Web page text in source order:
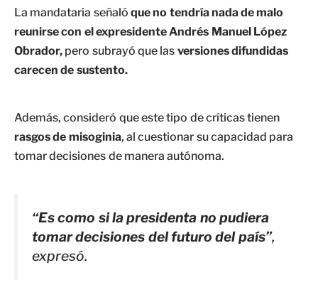
La mandataria señaló que no tendría nada de malo
reunirse con el expresidente Andrés Manuel López
Obrador, pero subrayó que las versiones difundidas
carecen de sustento.
Además, consideró que este tipo de críticas tienen
rasgos de misoginia, al cuestionar su capacidad para
tomar decisiones de manera autónoma.
“Es como si la presidenta no pudiera
tomar decisiones del futuro del país”,
expresó.